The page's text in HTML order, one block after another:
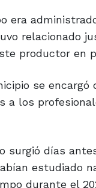
era
relacionado
productor en
se
a los
días
estudiado
durante el